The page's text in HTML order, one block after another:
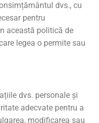
dvs., cu
pentru
această politică de
legea o permite sau
dvs. personale și
adecvate pentru a
modificarea sau